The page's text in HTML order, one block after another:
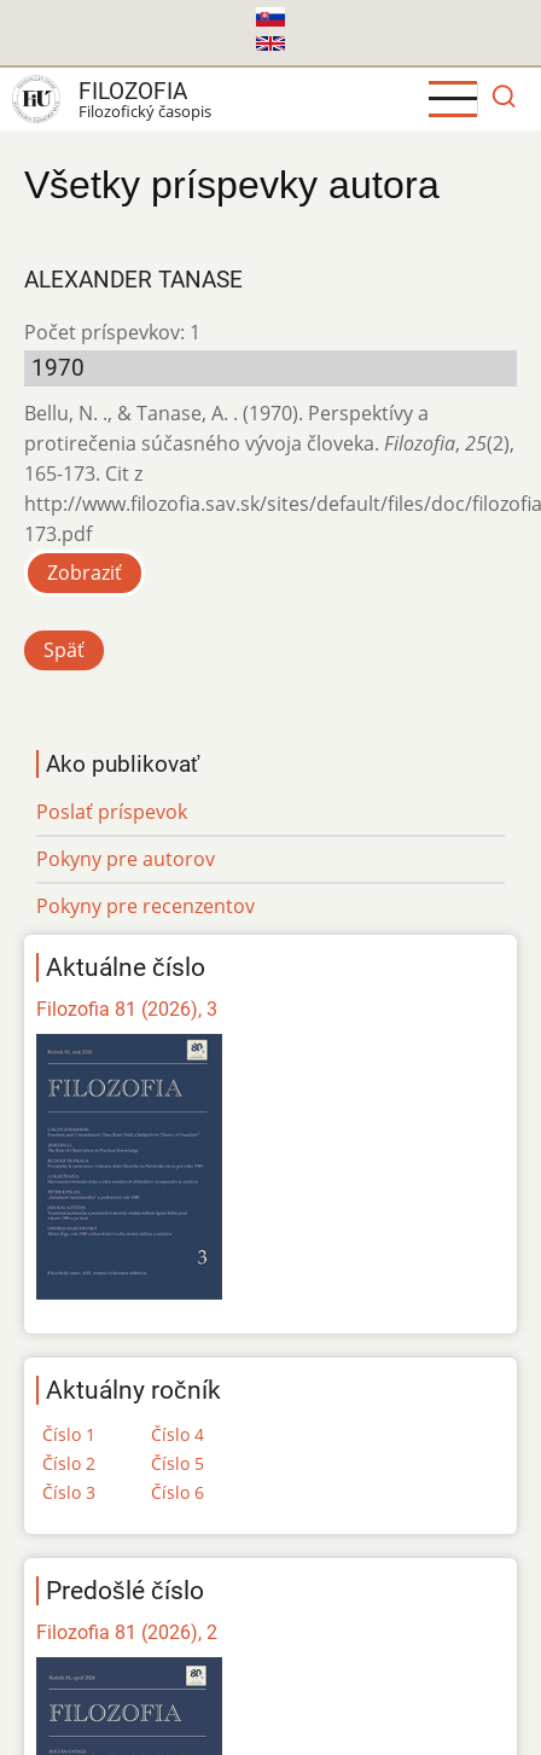
hlavný
obsah
FILOZOFIA
Filozofický časopis
Všetky príspevky autora
ALEXANDER TANASE
Počet príspevkov: 1
1970
Bellu, N. ., & Tanase, A. . (1970). Perspektívy a
protirečenia súčasného vývoja človeka. Filozofia, 25(2),
165-173. Cit z
http://www.filozofia.sav.sk/sites/default/files/doc/
173.pdf
Zobraziť
Späť
Ako publikovať
Poslať príspevok
Pokyny pre autorov
Pokyny pre recenzentov
Aktuálne číslo
Filozofia 81 (2026), 3
Aktuálny ročník
Číslo 1
Číslo 2
Číslo 3
Číslo 4
Číslo 5
Číslo 6
Predošlé číslo
Filozofia 81 (2026), 2